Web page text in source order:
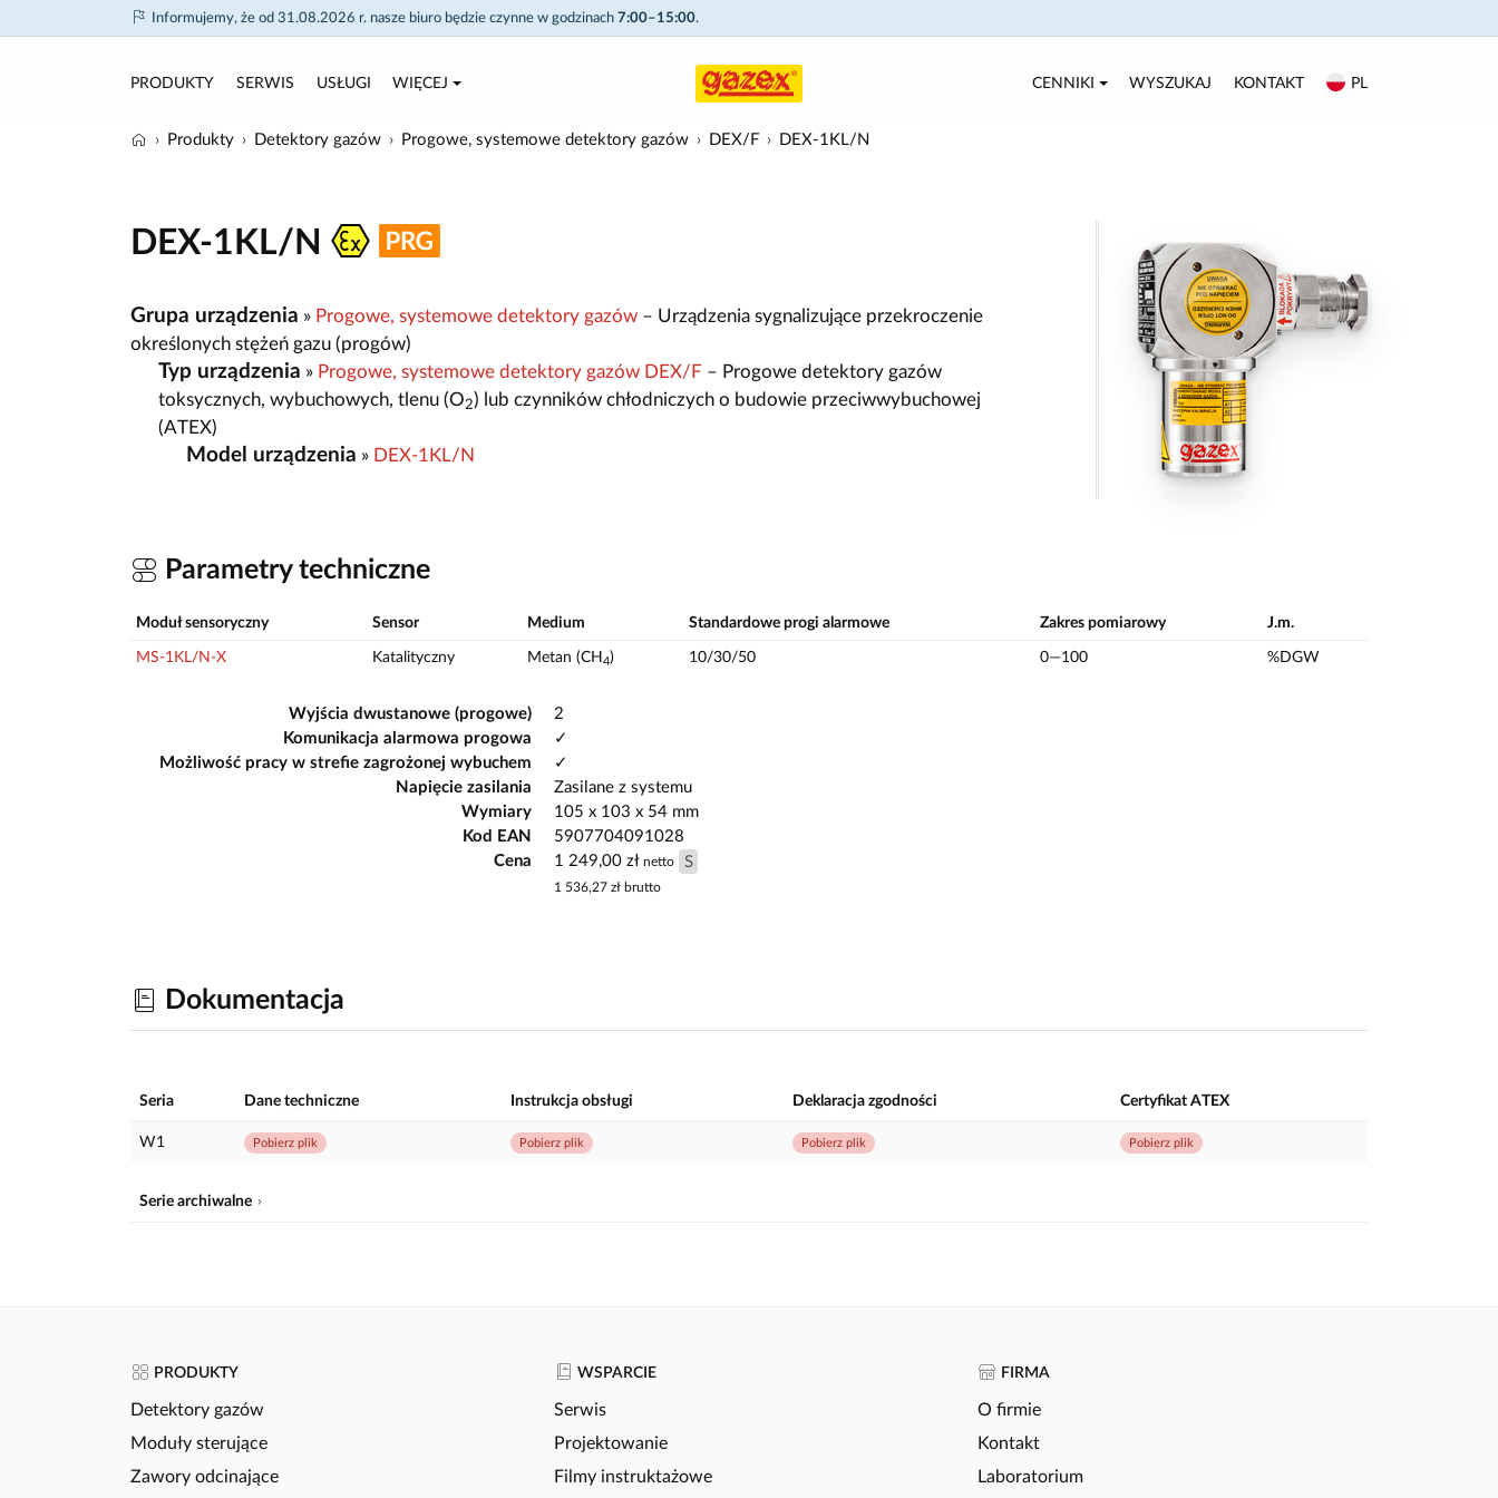
Informujemy, że od 31.08.2026 r. nasze biuro będzie czynne w godzinach 7:00–15:00.
PRODUKTY SERWIS USŁUGI WIĘCEJ CENNIKI WYSZUKAJ KONTAKT PL
Produkty Detektory gazów Progowe, systemowe detektory gazów DEX/F DEX-1KL/N
DEX-1KL/N
Grupa urządzenia » Progowe, systemowe detektory gazów – Urządzenia sygnalizujące przekroczenie
określonych stężeń gazu (progów)
Typ urządzenia » Progowe, systemowe detektory gazów DEX/F – Progowe detektory gazów
toksycznych, wybuchowych, tlenu (O2) lub czynników chłodniczych o budowie przeciwwybuchowej
(ATEX)
Model urządzenia » DEX-1KL/N
Parametry techniczne
Moduł sensoryczny Sensor Medium Standardowe progi alarmowe Zakres pomiarowy J.m.
MS-1KL/N-X Katalityczny Metan (CH 4) 10/30/50 0—100 %DGW
Wyjścia dwustanowe (progowe)
2
Komunikacja alarmowa progowa
✓
Możliwość pracy w strefie zagrożonej wybuchem
✓
Napięcie zasilania
Zasilane z systemu
Wymiary
105 x 103 x 54 mm
Kod EAN
5907704091028
Cena
1 249,00 zł netto S
1 536,27 zł brutto
Dokumentacja
Seria Dane techniczne Instrukcja obsługi Deklaracja zgodności Certyfikat ATEX
W1 Pobierz plik Pobierz plik Pobierz plik Pobierz plik
Serie archiwalne
PRODUKTY
Detektory gazów
Moduły sterujące
Zawory odcinające
WSPARCIE
Serwis
Projektowanie
Filmy instruktażowe
FIRMA
O firmie
Kontakt
Laboratorium